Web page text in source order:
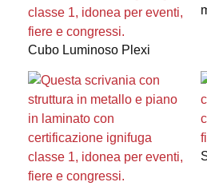
Cubo Luminoso Plexi